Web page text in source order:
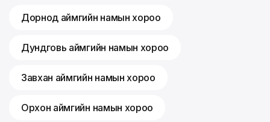
Дорнод аймгийн намын хороо
Дундговь аймгийн намын хороо
Завхан аймгийн намын хороо
Орхон аймгийн намын хороо